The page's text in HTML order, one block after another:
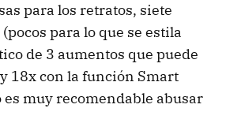
para los retratos, siete
para lo que se estila
de 3 aumentos que puede
18x con la función Smart
es muy recomendable abusar